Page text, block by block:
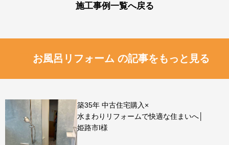
施工事例一覧へ戻る
お風呂リフォーム の記事をもっと見る
築35年 中古住宅購入×
水まわりリフォームで快適な住まいへ│
姫路市I様